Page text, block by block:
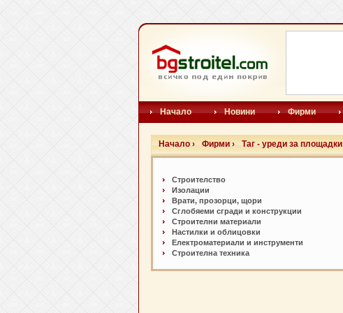
Начало Новини Фирми
Начало › Фирми › Таг - уреди за площадки
Строителство
Изолации
Врати, прозорци, щори
Сглобяеми сгради и конструкции
Строителни материали
Настилки и oблицовки
Електроматериали и инструменти
Строителна техника